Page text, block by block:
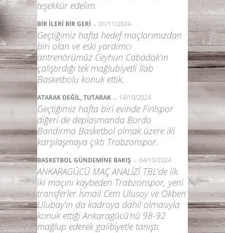
teşekkür edelim.
BİR İLERİ BİR GERİ - 01/11/2024
Geçtiğimiz hafta hedef maçlarımızdan
biri olan ve eski yardımcı
antrenörümüz Ceyhun Cabadak’ın
çalıştırdığı tek mağlubiyetli İlab
Basketbolu konuk ettik.
ATARAK DEĞİL, TUTARAK - 14/10/2024
Geçtiğimiz hafta biri evinde Finlspor
diğeri de deplasmanda Bordo
Bandırma Basketbol olmak üzere iki
karşılaşmaya çıktı Trabzonspor.
BASKETBOL GÜNDEMİNE BAKIŞ - 04/10/2024
ANKARAGÜCÜ MAÇ ANALİZİ TBL’de ilk
iki maçını kaybeden Trabzonspor, yeni
transferler İsmail Cem Ulusoy ve Okben
Ulubay’ın da kadroya dahil olmasıyla
konuk ettiği Ankaragücü’nü 98-92
mağlup ederek galibiyetle tanıştı.